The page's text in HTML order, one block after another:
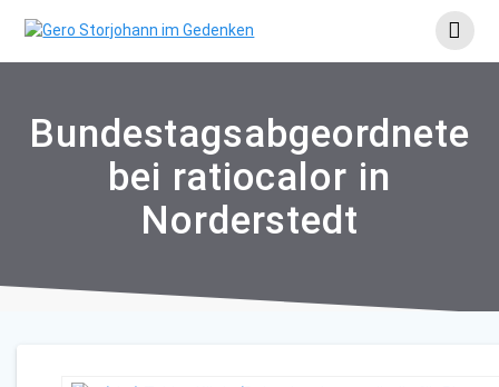
to
Bundestagsabgeordnete
bei ratiocalor in
Norderstedt